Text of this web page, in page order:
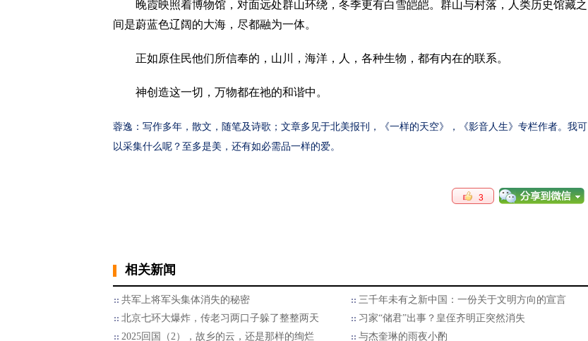
晚霞映照着博物馆，对面远处群山环绕，冬季更有白雪皑皑。群山与村落，人类历史馆藏之
间是蔚蓝色辽阔的大海，尽都融为一体。
正如原住民他们所信奉的，山川，海洋，人，各种生物，都有内在的联系。
神创造这一切，万物都在祂的和谐中。
蓉逸：写作多年，散文，随笔及诗歌；文章多见于北美报刊，《一样的天空》，《影音人生》专栏作者。我可
以采集什么呢？至多是美，还有如必需品一样的爱。
3
相关新闻
共军上将军头集体消失的秘密
三千年未有之新中国：一份关于文明方向的宣言
北京七环大爆炸，传老习两口子躲了整整两天
习家“储君”出事？皇侄齐明正突然消失
2025回国（2），故乡的云，还是那样的绚烂
与杰奎琳的雨夜小酌